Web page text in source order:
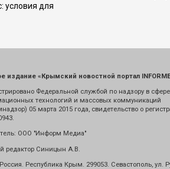
условия для
издание «Крымский новостной портал
Федеральной службой по надзору в
технологий и массовых коммуникаций
05 марта 2015 года, свидетельство о
ООО "Информ Медиа"
редактор Синицын А.В.
Республика Крым. 299053. Севастополь, ул.